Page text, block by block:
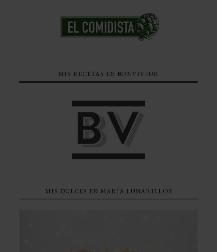
MIS RECETAS EN BONVIVEUR
MIS DULCES EN MARÍA LUNARILLOS